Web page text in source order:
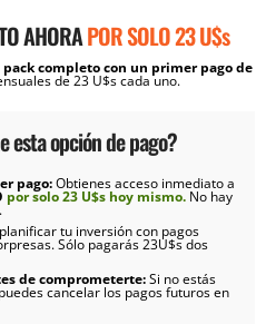
AHORAPOR SOLO 23 U$s
completo con un primer pago de
de 23 U$s cada uno.
esta opción de pago?
pago:Obtienes acceso inmediato a
por solo 23 U$s hoy mismo. No hay
tu inversión con pagos
Sólo pagarás 23U$s dos
de comprometerte:Si no estás
cancelar los pagos futuros en